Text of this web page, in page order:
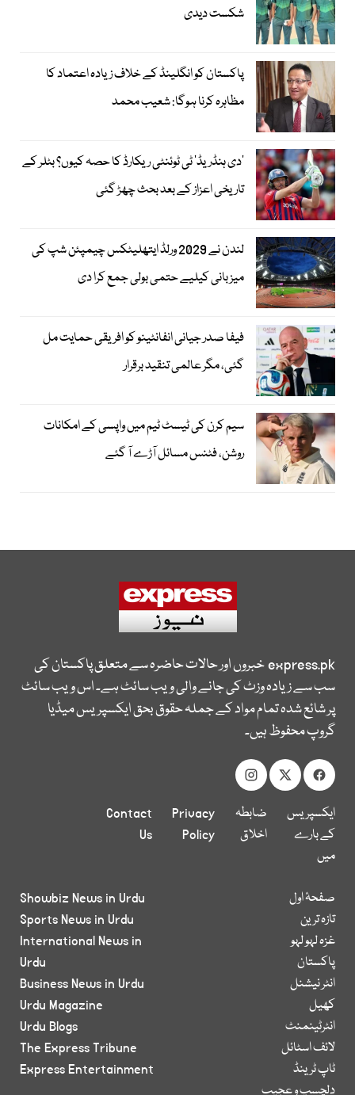
شکست دیدی
پاکستان کو انگلینڈ کے خلاف زیادہ اعتماد کا
مظاہرہ کرنا ہوگا: شعیب محمد
’دی ہنڈریڈ‘ ٹی ٹوئنٹی ریکارڈ کا حصہ کیوں؟ بٹلر کے
تاریخی اعزاز کے بعد بحث چھڑ گئی
لندن نے 2029 ورلڈ ایتھلیٹکس چیمپئن شپ کی
میزبانی کیلیے حتمی بولی جمع کرا دی
فیفا صدر جیانی انفانٹینو کو افریقی حمایت مل
گئی، مگر عالمی تنقید برقرار
سیم کرن کی ٹیسٹ ٹیم میں واپسی کے امکانات
روشن، فٹنس مسائل آڑے آ گئے
express.pkخبروں اور حالات حاضرہ سے متعلق پاکستان کی
سب سے زیادہ وزٹ کی جانے والی ویب سائٹ ہے۔ اس ویب سائٹ
پر شائع شدہ تمام مواد کے جملہ حقوق بحق ایکسپریس میڈیا
گروپ محفوظ ہیں۔
ایکسپریس
کے بارے
میں
ضابطہ
اخلاق
Privacy
Policy
Contact
Us
صفحۂ اول
تازہ ترین
غزہ لہو لہو
پاکستان
انٹر نیشنل
کھیل
انٹرٹینمنٹ
لائف اسٹائل
ٹاپ ٹرینڈ
دلچسپ و عجیب
Showbiz News in Urdu
Sports News in Urdu
International News in
Urdu
Business News in Urdu
Urdu Magazine
Urdu Blogs
The Express Tribune
Express Entertainment